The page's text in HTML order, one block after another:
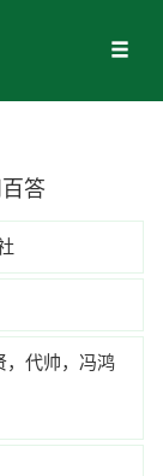
答
，代帅，冯鸿